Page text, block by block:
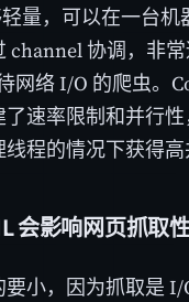
量，可以在一台机
channel 协调，非
网络 I/O 的爬虫。
速率限制和并行
程的情况下获得高
会影响网页抓取性
小，因为抓取是 I/